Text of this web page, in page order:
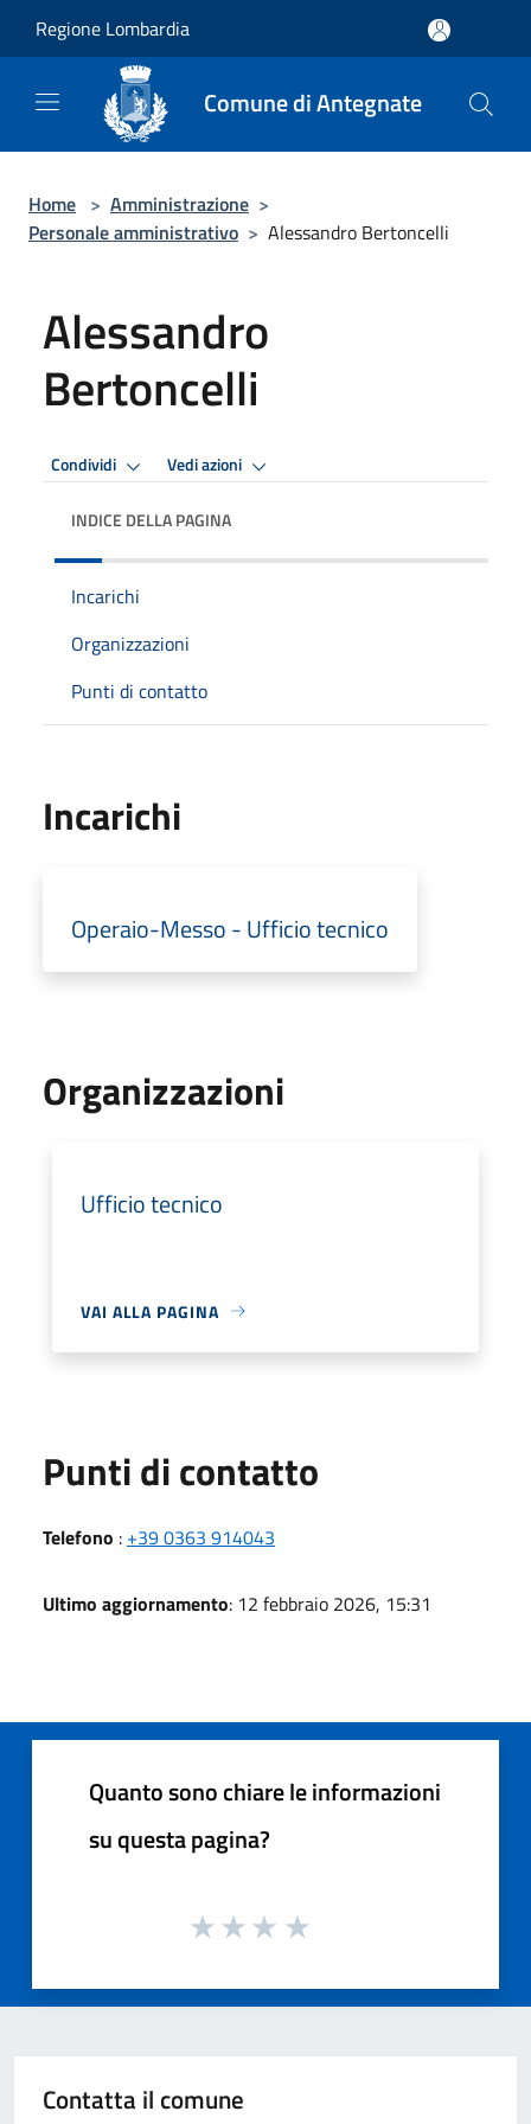
Regione Lombardia
Comune di Antegnate
Home > Amministrazione >
Personale amministrativo > Alessandro Bertoncelli
Alessandro
Bertoncelli
Condividi Vedi azioni
INDICE DELLA PAGINA
Incarichi
Organizzazioni
Punti di contatto
Incarichi
Operaio-Messo - Ufficio tecnico
Organizzazioni
Ufficio tecnico
VAI ALLA PAGINA
Punti di contatto
Telefono : +39 0363 914043
Ultimo aggiornamento: 12 febbraio 2026, 15:31
Quanto sono chiare le informazioni
su questa pagina?
Contatta il comune